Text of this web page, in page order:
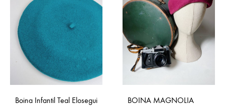
Boina Infantil Teal Elosegui BOINA MAGNOLIA